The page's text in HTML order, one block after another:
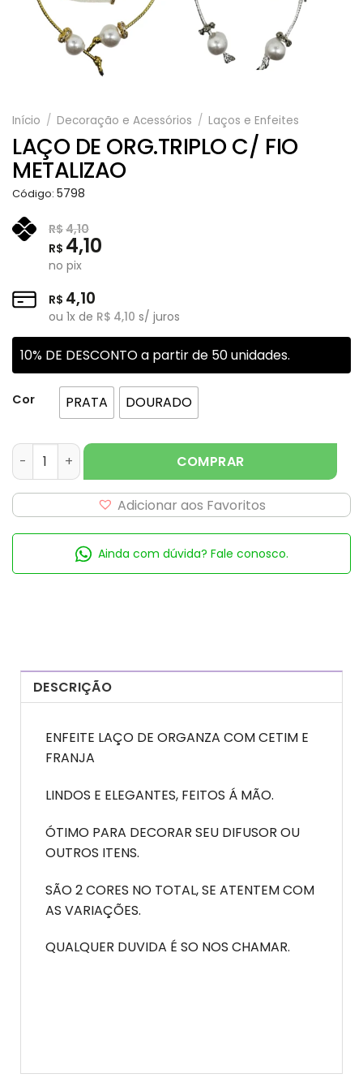
Início / Decoração e Acessórios / Laços e Enfeites
LAÇO DE ORG.TRIPLO C/ FIO
METALIZAO
Código: 5798
R$4,10
R$ 4,10
no pix
R$ 4,10
ou 1x de R$ 4,10 s/ juros
10% DE DESCONTO a partir de 50 unidades.
Cor PRATA DOURADO
LAÇO DE ORG.TRIPLO C/ FIO METALIZAO quantidade
COMPRAR
Adicionar aos Favoritos
Ainda com dúvida? Fale conosco.
DESCRIÇÃO
ENFEITE LAÇO DE ORGANZA COM CETIM E
FRANJA
LINDOS E ELEGANTES, FEITOS Á MÃO.
ÓTIMO PARA DECORAR SEU DIFUSOR OU
OUTROS ITENS.
SÃO 2 CORES NO TOTAL, SE ATENTEM COM
AS VARIAÇÕES.
QUALQUER DUVIDA É SO NOS CHAMAR.